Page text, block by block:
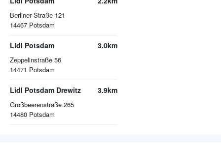
Berliner Straße 121
14467 Potsdam
Lidl Potsdam
Zeppelinstraße 56
14471 Potsdam
3.0km
Lidl Potsdam Drewitz
Großbeerenstraße 265
14480 Potsdam
3.9km